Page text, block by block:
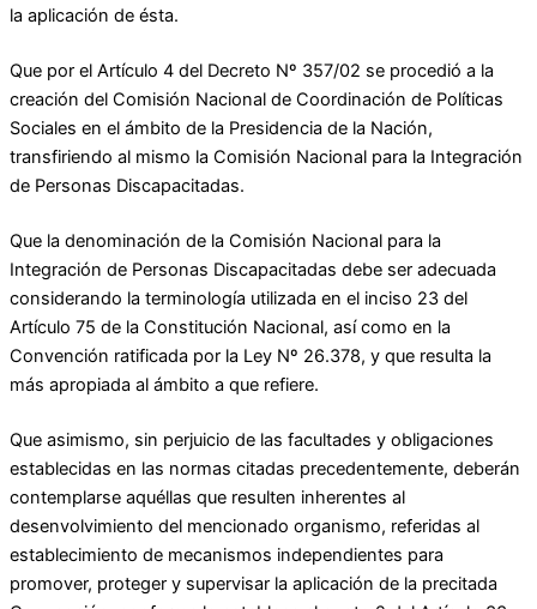
la aplicación de ésta.
Que por el Artículo 4 del Decreto Nº 357/02 se procedió a la
creación del Comisión Nacional de Coordinación de Políticas
Sociales en el ámbito de la Presidencia de la Nación,
transfiriendo al mismo la Comisión Nacional para la Integración
de Personas Discapacitadas.
Que la denominación de la Comisión Nacional para la
Integración de Personas Discapacitadas debe ser adecuada
considerando la terminología utilizada en el inciso 23 del
Artículo 75 de la Constitución Nacional, así como en la
Convención ratificada por la Ley Nº 26.378, y que resulta la
más apropiada al ámbito a que refiere.
Que asimismo, sin perjuicio de las facultades y obligaciones
establecidas en las normas citadas precedentemente, deberán
contemplarse aquéllas que resulten inherentes al
desenvolvimiento del mencionado organismo, referidas al
establecimiento de mecanismos independientes para
promover, proteger y supervisar la aplicación de la precitada